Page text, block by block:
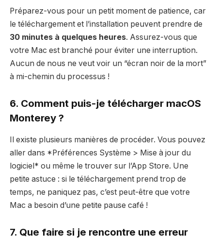
Préparez-vous pour un petit moment de patience, car
le téléchargement et l’installation peuvent prendre de
30 minutes à quelques heures. Assurez-vous que
votre Mac est branché pour éviter une interruption.
Aucun de nous ne veut voir un “écran noir de la mort”
à mi-chemin du processus !
6. Comment puis-je télécharger macOS
Monterey ?
Il existe plusieurs manières de procéder. Vous pouvez
aller dans *Préférences Système > Mise à jour du
logiciel* ou même le trouver sur l’App Store. Une
petite astuce : si le téléchargement prend trop de
temps, ne paniquez pas, c’est peut-être que votre
Mac a besoin d’une petite pause café !
7. Que faire si je rencontre une erreur